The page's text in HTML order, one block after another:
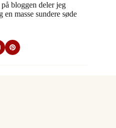
bloggen deler jeg
masse sundere søde